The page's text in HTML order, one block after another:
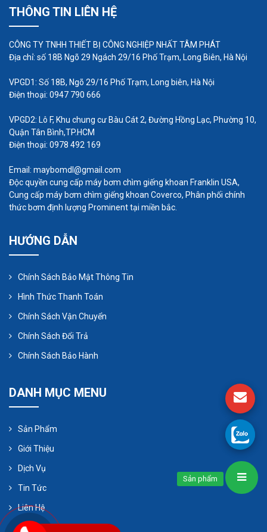
THÔNG TIN LIÊN HỆ
CÔNG TY TNHH THIẾT BỊ CÔNG NGHIỆP NHẤT TÂM PHÁT
Địa chỉ: số 18B Ngõ 29 Ngách 29/16 Phố Trạm, Long Biên, Hà Nội
VPGD1: Số 18B, Ngõ 29/16 Phố Trạm, Long biên, Hà Nội
Điện thoại: 0947 790 666
VPGD2: Lô F, Khu chung cư Bàu Cát 2, Đường Hồng Lạc, Phường 10,
Quận Tân Bình,TP.HCM
Điện thoại: 0978 492 169
Email: maybomdl@gmail.com
Độc quyền cung cấp máy bơm chìm giếng khoan Franklin USA,
Cung cấp máy bơm chìm giếng khoan Coverco, Phân phối chính
thức bơm định lượng Prominent tại miền bắc.
HƯỚNG DẪN
Chính Sách Bảo Mật Thông Tin
Hình Thức Thanh Toán
Chính Sách Vận Chuyển
Chính Sách Đổi Trả
Chính Sách Bảo Hành
DANH MỤC MENU
Sản Phẩm
Giới Thiệu
Dịch Vụ
Tin Tức
Liên Hệ
Sản phẩm